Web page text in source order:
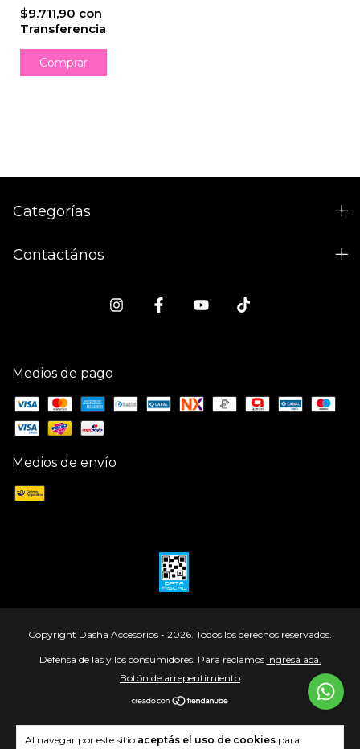
Al navegar por este sitio aceptás el uso de cookies para
$9.711,90 con
Transferencia
Categorías
Contactános
Medios de pago
Medios de envío
Copyright Dasha Accesorios - 2026. Todos los derechos reservados.
Defensa de las y los consumidores. Para reclamos ingresá acá.
Botón de arrepentimiento